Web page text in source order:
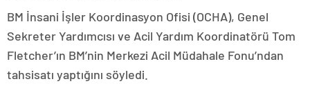
BM İnsani İşler Koordinasyon Ofisi (OCHA), Genel
Sekreter Yardımcısı ve Acil Yardım Koordinatörü Tom
Fletcher’ın BM’nin Merkezi Acil Müdahale Fonu’ndan
tahsisatı yaptığını söyledi.